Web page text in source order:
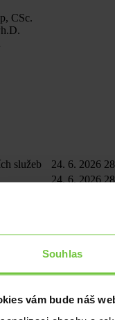
Souhlas
vám bude náš
CSc.
služeb 24. 6. 2026
24. 6. 2026
k RS
1. 12. 2025